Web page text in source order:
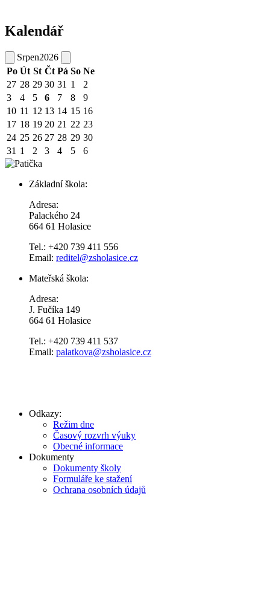
Kalendář
Srpen2026
Po Út St Čt Pá So Ne
27 28 29 30 31 1
2
3
4 5 6 7 8
9
10 11 12 13 14 15 16
17 18 19 20 21 22 23
24 25 26 27 28 29 30
31 1 2 3 4 5 6
Základní škola:
Adresa:
Palackého 24
664 61 Holasice
Tel.: +420 739 411 556
Email: reditel@zsholasice.cz
Mateřská škola:
Adresa:
J. Fučíka 149
664 61 Holasice
Tel.: +420 739 411 537
Email: palatkova@zsholasice.cz
Odkazy:
Režim dne
Časový rozvrh výuky
Obecné informace
Dokumenty
Dokumenty školy
Formuláře ke stažení
Ochrana osobních údajů